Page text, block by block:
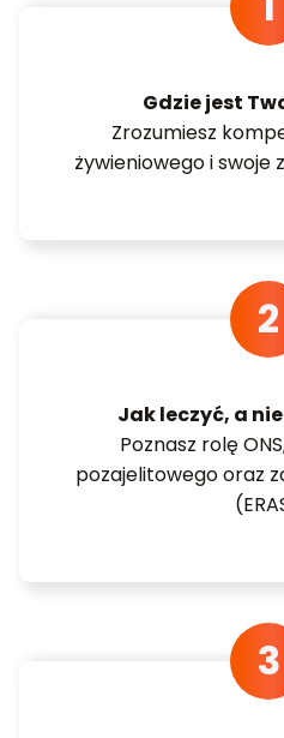
Gdzie jest
Zrozumiesz
żywieniowego i swoje
Jak leczyć, a
Poznasz rolę
pozajelitowego oraz